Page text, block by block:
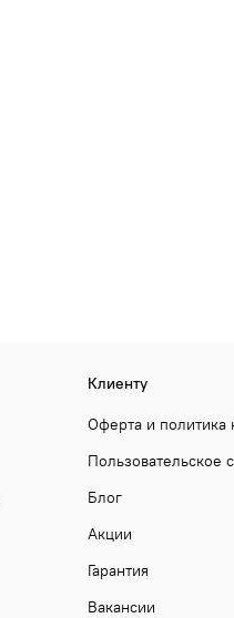
Клиенту
Оферта и политика
Пользовательское
Блог
Акции
Гарантия
Вакансии